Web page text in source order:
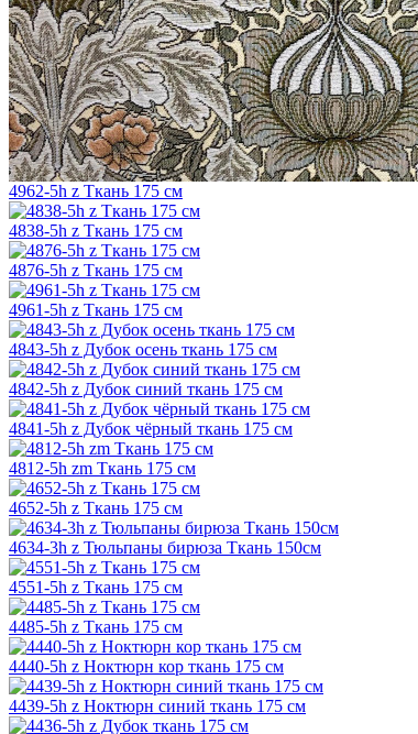
4962-5h z Ткань 175 см
4838-5h z Ткань 175 см
4876-5h z Ткань 175 см
4961-5h z Ткань 175 см
4843-5h z Дубок осень ткань 175 см
4842-5h z Дубок синий ткань 175 см
4841-5h z Дубок чёрный ткань 175 см
4812-5h zm Ткань 175 см
4652-5h z Ткань 175 см
4634-3h z Тюльпаны бирюза Ткань 150см
4551-5h z Ткань 175 см
4485-5h z Ткань 175 см
4440-5h z Ноктюрн кор ткань 175 см
4439-5h z Ноктюрн синий ткань 175 см